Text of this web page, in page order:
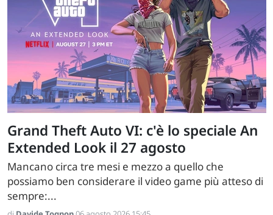
Grand Theft Auto VI: c'è lo speciale An
Extended Look il 27 agosto
Mancano circa tre mesi e mezzo a quello che
possiamo ben considerare il video game più atteso di
sempre:...